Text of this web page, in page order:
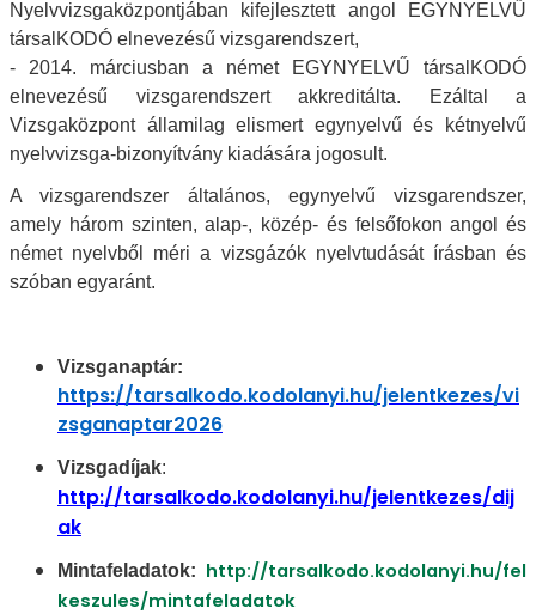
Nyelvvizsgaközpontjában kifejlesztett angol EGYNYELVŰ
társalKODÓ elnevezésű vizsgarendszert,
- 2014. márciusban a német EGYNYELVŰ társalKODÓ
elnevezésű vizsgarendszert akkreditálta. Ezáltal a
Vizsgaközpont államilag elismert egynyelvű és kétnyelvű
nyelvvizsga-bizonyítvány kiadására jogosult.
A vizsgarendszer általános, egynyelvű vizsgarendszer,
amely három szinten, alap-, közép- és felsőfokon angol és
német nyelvből méri a vizsgázók nyelvtudását írásban és
szóban egyaránt.
Vizsganaptár:
https://tarsalkodo.kodolanyi.hu/jelentkezes/vi
zsganaptar2026
Vizsgadíjak:
http://tarsalkodo.kodolanyi.hu/jelentkezes/dij
ak
Mintafeladatok: http://tarsalkodo.kodolanyi.hu/fel
keszules/mintafeladatok